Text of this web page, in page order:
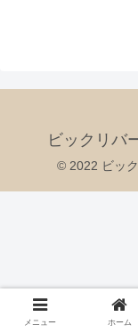
ビックリバ
© 2022 ビッ
メニュー ホーム